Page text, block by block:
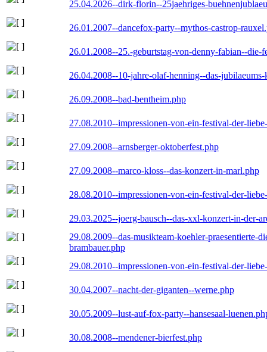
25.04.2026--dirk-florin--25jaehriges-
26.01.2007--dancefox-party--mythos-castrop-
26.01.2008--25.-geburtstag-von-denny-fabian--die-
26.04.2008--10-jahre-olaf-henning--das-
26.09.2008--bad-bentheim.php
27.08.2010--impressionen-von-ein-festival-der-
27.09.2008--arnsberger-oktoberfest.php
27.09.2008--marco-kloss--das-konzert-in-marl.php
28.08.2010--impressionen-von-ein-festival-der-
29.03.2025--joerg-bausch--das-xxl-konzert-in-der-
29.08.2009--das-musikteam-koehler-praesentierte-
brambauer.php
29.08.2010--impressionen-von-ein-festival-der-
30.04.2007--nacht-der-giganten--werne.php
30.05.2009--lust-auf-fox-party--hansesaal-
30.08.2008--mendener-bierfest.php